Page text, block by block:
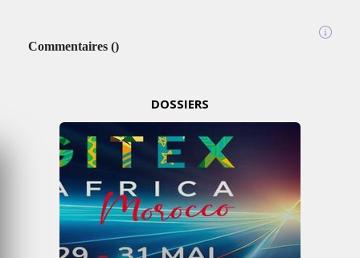
Commentaires ()
DOSSIERS